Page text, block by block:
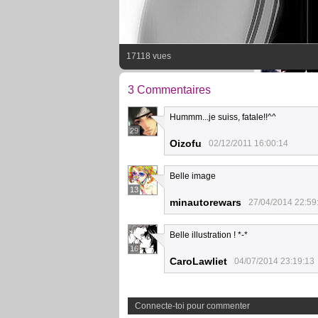
17118 vues
3 Commentaires
29
Hummm...je suiss, fatale!!^^
Oizofu 02/12/2011 16:00:14
13
Belle image
minautorewars 27/04/2014
16
Belle illustration ! *-*
CaroLawliet 04/07/2014 23:19:13
Connecte-toi pour commenter